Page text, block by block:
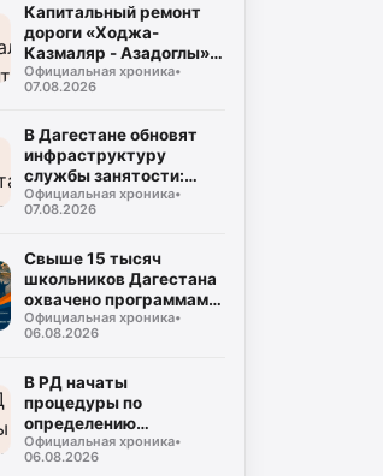
Капитальный ремонт
дороги «Ходжа-
Казмаляр - Азадоглы» в
Магарамкентском
районе выходит на
Официальная хроника•
07.08.2026
В Дагестане обновят
инфраструктуру
службы занятости:
масштабная
модернизация охватит
Официальная хроника•
07.08.2026
Свыше 15 тысяч
школьников Дагестана
охвачено программами
социальной
профилактики в 2026
Официальная хроника•
06.08.2026
В РД начаты
процедуры по
определению
подрядчика для
строительства
Официальная хроника•
06.08.2026